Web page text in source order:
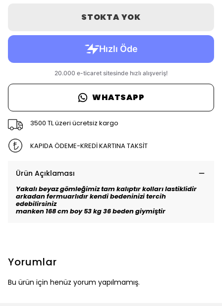
STOKTA YOK
WHATSAPP
3500 TL üzeri ücretsiz kargo
KAPIDA ÖDEME-KREDİ KARTINA TAKSİT
Ürün Açıklaması
Yakalı beyaz gömleğimiz tam kalıptır kolları lastiklidir
arkadan fermuarlıdır kendi bedeninizi tercih
edebilirsiniz
manken 168 cm boy 53 kg 36 beden giymiştir
Yorumlar
Bu ürün için henüz yorum yapılmamış.